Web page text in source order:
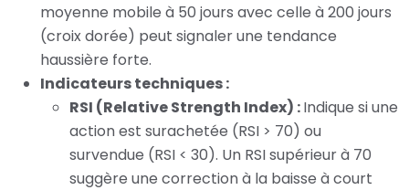
moyenne mobile à 50 jours avec celle à 200 jours
(croix dorée) peut signaler une tendance
haussière forte.
Indicateurs techniques :
RSI (Relative Strength Index) :Indique si une
action est surachetée (RSI > 70) ou
survendue (RSI < 30). Un RSI supérieur à 70
suggère une correction à la baisse à court